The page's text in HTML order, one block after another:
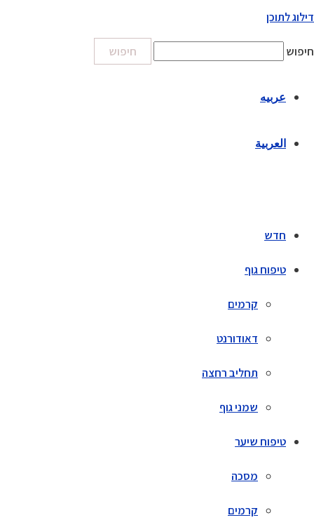
דילוג לתוכן
חיפוש חיפוש
عربيه
العربية
חדש
טיפוח גוף
קרמים
דאודורנט
תחליב רחצה
שמני גוף
טיפוח שיער
מסכה
קרמים